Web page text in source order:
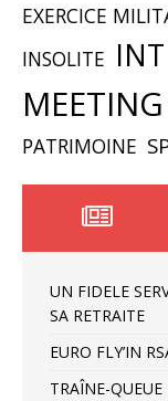
EXERCICE
INSOLITE
MEETING
PATRIMOINE
UN FIDELE
SA RETRAITE
EURO FLY’IN
TRAÎNE-